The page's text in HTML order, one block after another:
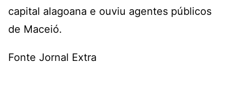
capital alagoana e ouviu agentes públicos
de Maceió.
Fonte Jornal Extra